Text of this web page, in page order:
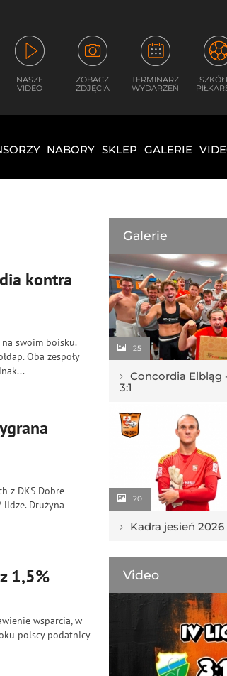
NASZE
VIDEO
ZOBACZ
ZDJĘCIA
TERMINARZ
WYDARZEŃ
NABORY SKLEP GALERIE
kontra
swoim boisku.
Oba zespoły
z DKS Dobre
Drużyna
1,5%
wsparcia, w
polscy podatnicy
Galerie
25
› Concordia Elbląg
3:1
20
› Kadra jesień 2026
Video